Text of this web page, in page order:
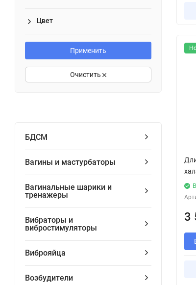
Цвет
Применить
Очистить
БДСМ
Вагины и мастурбаторы
Вагинальные шарики и
тренажеры
Вибраторы и
вибростимуляторы
Виброяйца
Возбудители
3